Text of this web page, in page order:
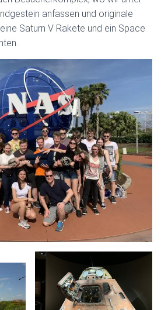
anfassen und originale
Saturn V Rakete und ein Space